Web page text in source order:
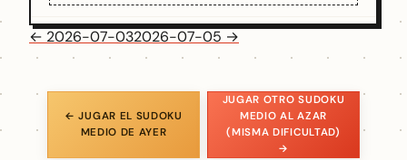
← 2026-07-032026-07-05 →
← JUGAR EL SUDOKU
MEDIO DE AYER
JUGAR OTRO SUDOKU
MEDIO AL AZAR
(MISMA DIFICULTAD)
→